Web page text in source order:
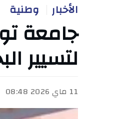
الأخبار وطنية
جامعة
لتسيير
11 ماي 2026 08:48